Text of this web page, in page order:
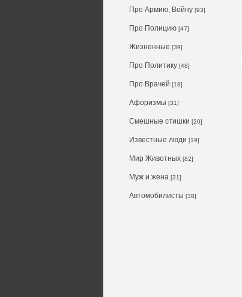
Про Армию, Войну [93]
Про Полицию [47]
Жизненные [39]
Про Политику [48]
Про Врачей [18]
Афоризмы [31]
Смешные стишки [20]
Известные люди [19]
Мир Животных [82]
Муж и жена [31]
Автомобилисты [38]